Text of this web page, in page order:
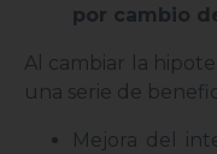
por cambio
Al cambiar la
una serie de
Mejora del